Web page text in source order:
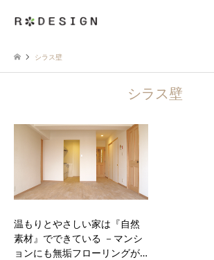
シラス壁
シラス壁
温もりとやさしい家は『自然
素材』でできている －マンシ
ョンにも無垢フローリングが…